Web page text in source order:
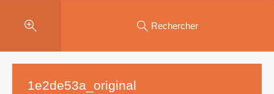
Rechercher
1e2de53a_original